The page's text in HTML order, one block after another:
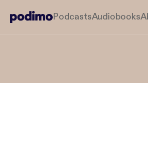
PodcastsAudiobooks